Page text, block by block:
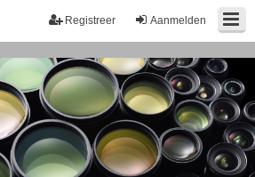
Aanmelden
Registreer